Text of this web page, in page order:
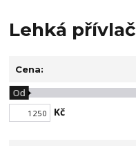
Lehká přívlač
Cena:
Kč
Od